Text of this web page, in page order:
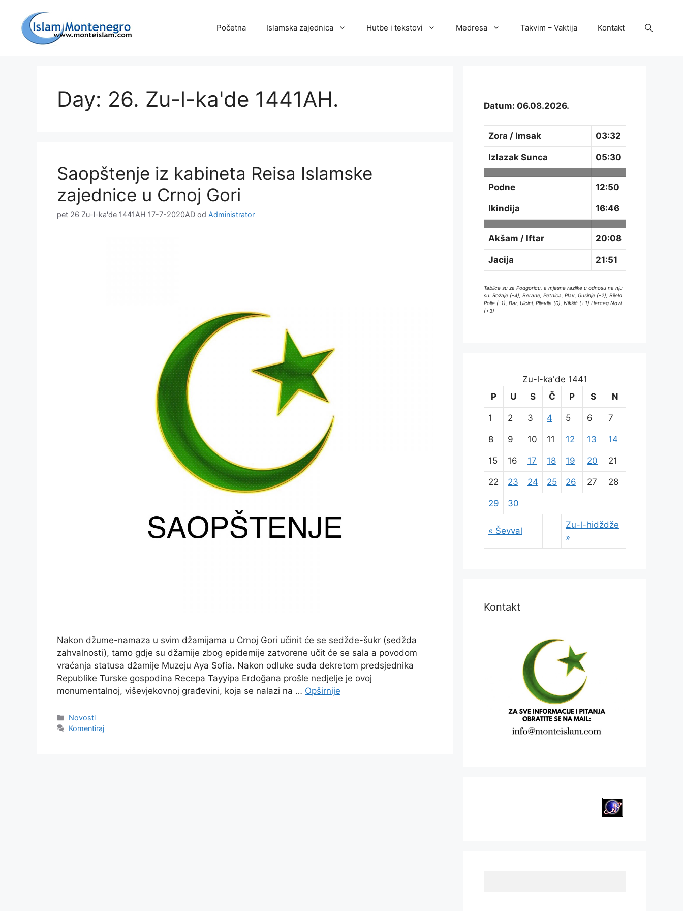
sadržaj
Početna Islamska zajednica Hutbe i tekstovi Medresa Takvim – Vaktija Kontakt
Day: 26. Zu-l-ka'de 1441AH.
Saopštenje iz kabineta Reisa Islamske
zajednice u Crnoj Gori
pet 26 Zu-l-ka'de 1441AH 17-7-2020AD od Administrator
Nakon džume-namaza u svim džamijama u Crnoj Gori učinit će se sedžde-šukr (sedžda
zahvalnosti), tamo gdje su džamije zbog epidemije zatvorene učit će se sala a povodom
vraćanja statusa džamije Muzeju Aya Sofia. Nakon odluke suda dekretom predsjednika
Republike Turske gospodina Recepa Tayyipa Erdoğana prošle nedjelje je ovoj
monumentalnoj, viševjekovnoj građevini, koja se nalazi na … Opširnije
Kategorije
Novosti
Komentiraj
Datum: 06.08.2026.
Zora / Imsak 03:32
Izlazak Sunca 05:30
Podne 12:50
Ikindija 16:46
Akšam / Iftar 20:08
Jacija 21:51
Tablice su za Podgoricu, a mjesne razlike u odnosu na nju
su: Rožaje (-4); Berane, Petnica, Plav, Gusinje (-2); Bijelo
Polje (-1), Bar, Ulcinj, Pljevlja (0), Nikšić (+1) Herceg Novi
(+3)
Zu-l-ka'de 1441
P
U S Č P S N
« Ševval
Zu-l-hidždže
»
1 2 3 4 5 6 7
8 9 10 11 12 13 14
15 16 17 18 19 20 21
22 23 24 25 26 27 28
29 30
Kontakt